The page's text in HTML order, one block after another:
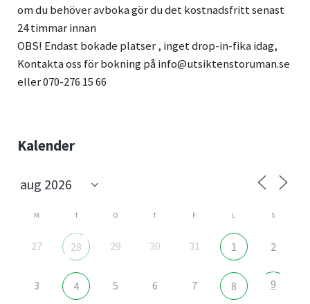
om du behöver avboka gör du det kostnadsfritt senast
24 timmar innan
OBS! Endast bokade platser , inget drop-in-fika idag,
Kontakta oss för bokning på info@utsiktenstoruman.se
eller 070-276 15 66
Sidebar
Kalender
M T O T F L S
27 28 29 30 31 1 2
3 4 5 6 7 8 9